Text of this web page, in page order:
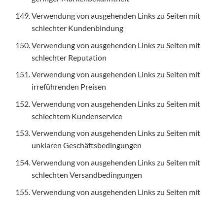
Verwendung von ausgehenden Links zu Seiten mit
schlechter Kundenbindung
Verwendung von ausgehenden Links zu Seiten mit
schlechter Reputation
Verwendung von ausgehenden Links zu Seiten mit
irreführenden Preisen
Verwendung von ausgehenden Links zu Seiten mit
schlechtem Kundenservice
Verwendung von ausgehenden Links zu Seiten mit
unklaren Geschäftsbedingungen
Verwendung von ausgehenden Links zu Seiten mit
schlechten Versandbedingungen
Verwendung von ausgehenden Links zu Seiten mit